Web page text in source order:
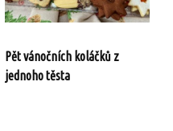
Pět vánočních koláčků z
jednoho těsta